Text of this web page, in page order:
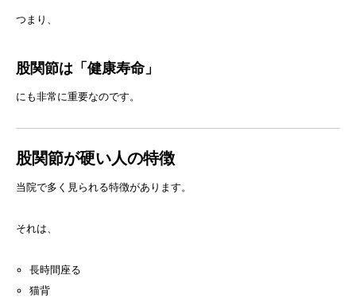
つまり、
股関節は「健康寿命」
にも非常に重要なのです。
股関節が硬い人の特徴
当院で多く見られる特徴があります。
それは、
長時間座る
猫背